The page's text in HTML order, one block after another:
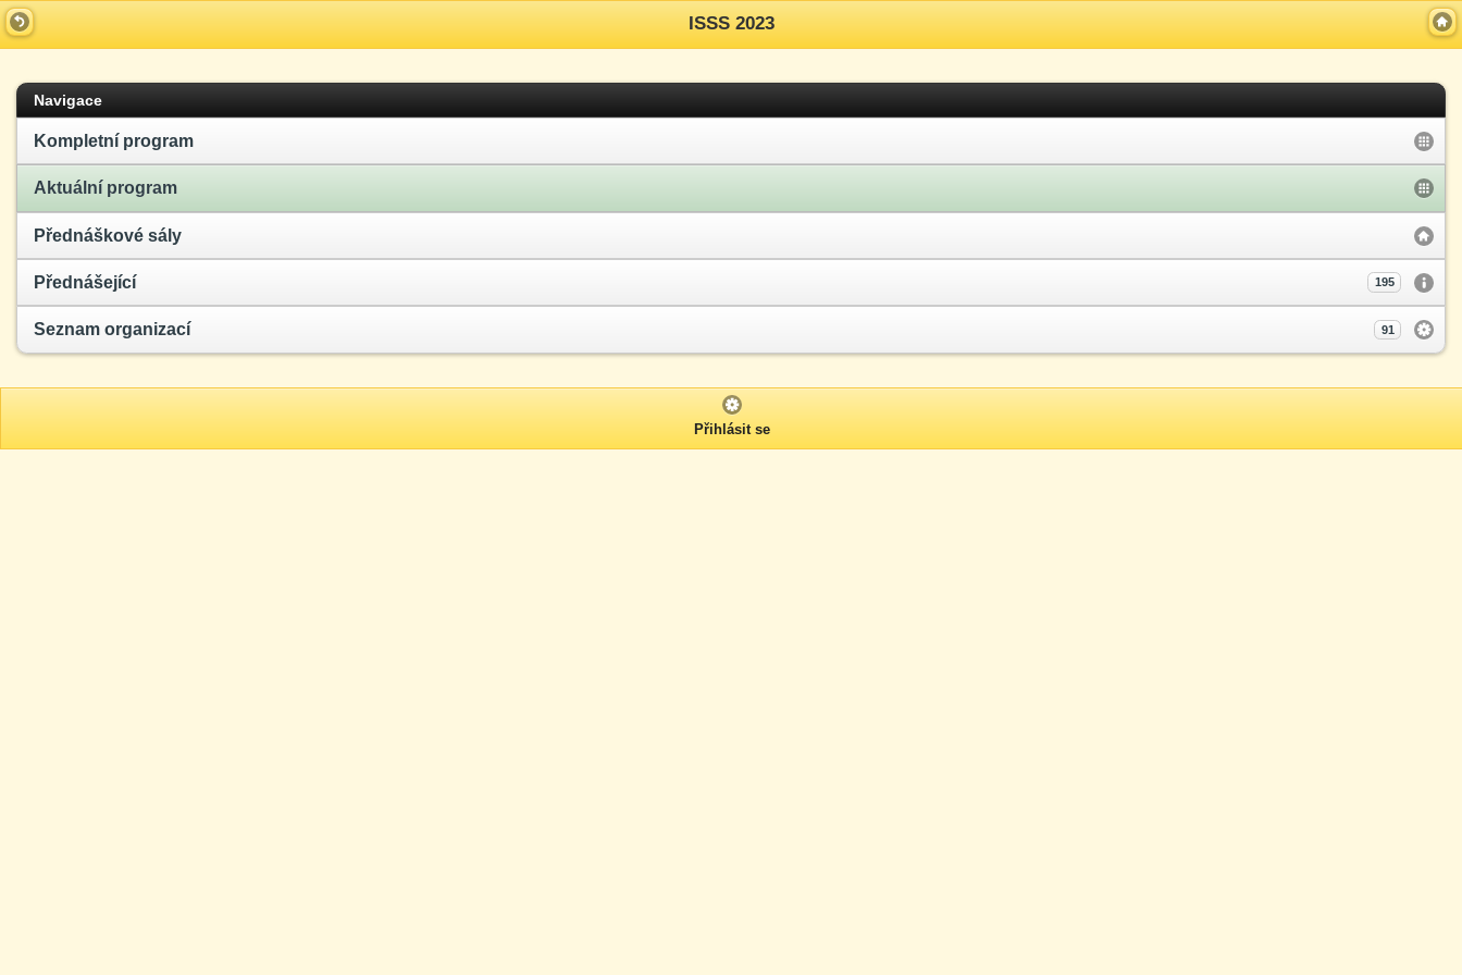
ISSS 2023
Navigace
Kompletní program
Aktuální program
Přednáškové sály
Přednášející 195
Seznam organizací 91
Přihlásit se